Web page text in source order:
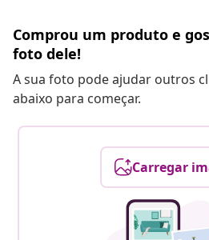
Comprou um produto e
foto dele!
A sua foto pode ajudar outros
abaixo para começar.
Carregar